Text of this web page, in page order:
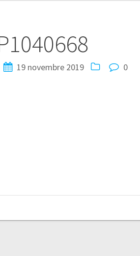
19 novembre 2019 0